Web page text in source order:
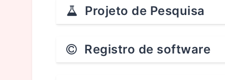
Projeto de Pesquisa
Registro de software